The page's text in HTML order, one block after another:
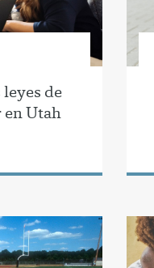
de
en Utah